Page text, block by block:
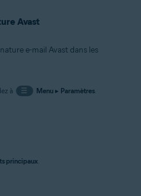
Avast
e-mail Avast dans les
à ☰ Menu▸ Paramètres.
principaux.